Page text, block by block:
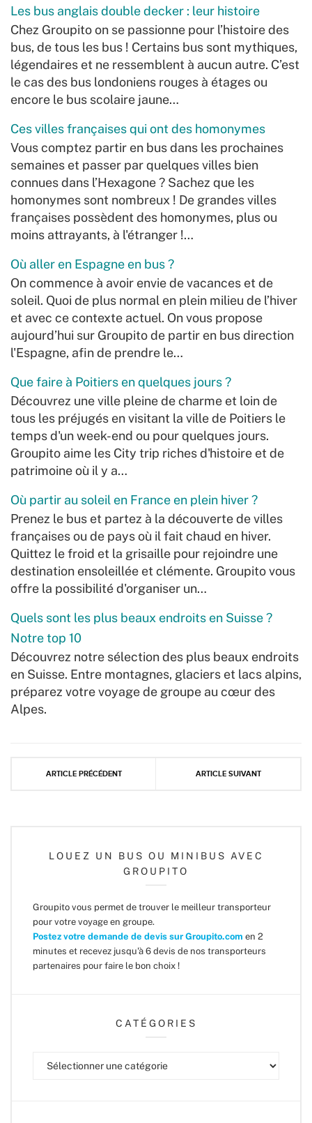
Les bus anglais double decker : leur histoire
Chez Groupito on se passionne pour l’histoire des
bus, de tous les bus ! Certains bus sont mythiques,
légendaires et ne ressemblent à aucun autre. C’est
le cas des bus londoniens rouges à étages ou
encore le bus scolaire jaune…
Ces villes françaises qui ont des homonymes
Vous comptez partir en bus dans les prochaines
semaines et passer par quelques villes bien
connues dans l’Hexagone ? Sachez que les
homonymes sont nombreux ! De grandes villes
françaises possèdent des homonymes, plus ou
moins attrayants, à l'étranger !…
Où aller en Espagne en bus ?
On commence à avoir envie de vacances et de
soleil. Quoi de plus normal en plein milieu de l’hiver
et avec ce contexte actuel. On vous propose
aujourd’hui sur Groupito de partir en bus direction
l'Espagne, afin de prendre le…
Que faire à Poitiers en quelques jours ?
Découvrez une ville pleine de charme et loin de
tous les préjugés en visitant la ville de Poitiers le
temps d'un week-end ou pour quelques jours.
Groupito aime les City trip riches d'histoire et de
patrimoine où il y a…
Où partir au soleil en France en plein hiver ?
Prenez le bus et partez à la découverte de villes
françaises ou de pays où il fait chaud en hiver.
Quittez le froid et la grisaille pour rejoindre une
destination ensoleillée et clémente. Groupito vous
offre la possibilité d'organiser un…
Quels sont les plus beaux endroits en Suisse ?
Notre top 10
Découvrez notre sélection des plus beaux endroits
en Suisse. Entre montagnes, glaciers et lacs alpins,
préparez votre voyage de groupe au cœur des
Alpes.
ARTICLE PRÉCÉDENT ARTICLE SUIVANT
LOUEZ UN BUS OU MINIBUS AVEC
GROUPITO
Groupito vous permet de trouver le meilleur transporteur
pour votre voyage en groupe.
Postez votre demande de devis sur Groupito.com en 2
minutes et recevez jusqu'à 6 devis de nos transporteurs
partenaires pour faire le bon choix !
CATÉGORIES